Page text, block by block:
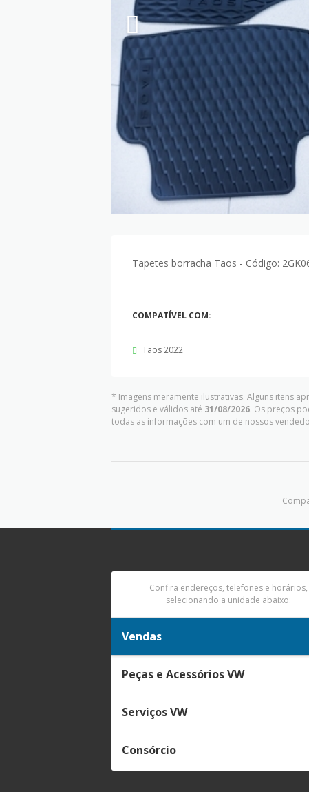
Tapetes borracha Taos - Código:
COMPATÍVEL COM:
Taos 2022
* Imagens meramente ilustrativas. Alguns itens
sugeridos e válidos até 31/08/2026. Os preços
todas as informações com um de nossos
Confira endereços, telefones e horários,
selecionando a unidade abaixo:
Vendas
Peças e Acessórios VW
Serviços VW
Consórcio